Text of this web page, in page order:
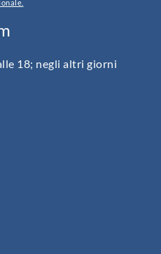
18; negli altri giorni